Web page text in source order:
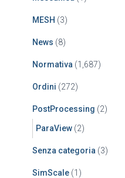
MESH (3)
News (8)
Normativa (1,687)
Ordini (272)
PostProcessing (2)
ParaView (2)
Senza categoria (3)
SimScale (1)